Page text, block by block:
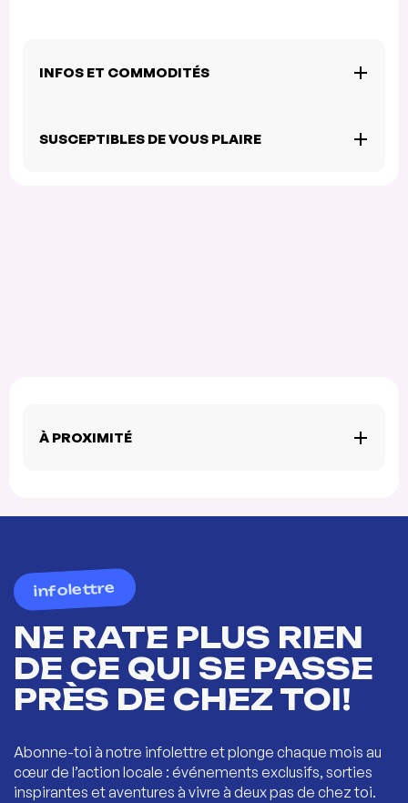
INFOS ET COMMODITÉS
SUSCEPTIBLES DE VOUS PLAIRE
À PROXIMITÉ
infolettre
NE RATE PLUS RIEN
DE CE QUI SE PASSE
PRÈS DE CHEZ TOI!
Abonne-toi à notre infolettre et plonge chaque mois au
cœur de l’action locale : événements exclusifs, sorties
inspirantes et aventures à vivre à deux pas de chez toi.